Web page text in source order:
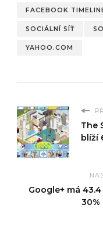
FACEBOOK
SOCIÁLNÍ SÍŤ
YAHOO.COM
The
blíží
Google+ má
30%